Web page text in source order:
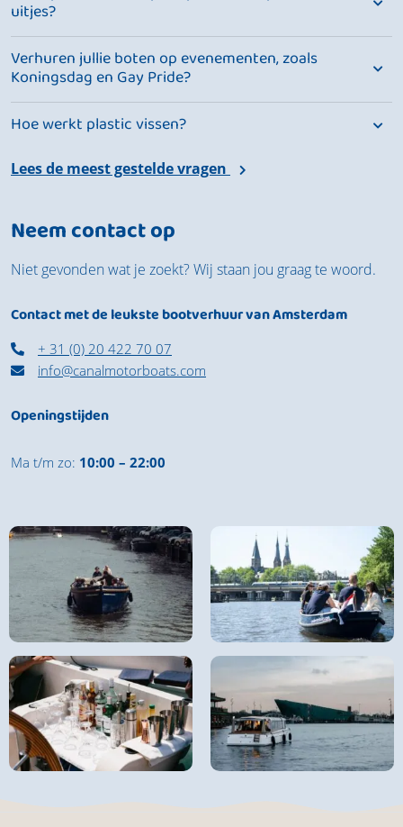
uitjes?
Verhuren jullie boten op evenementen, zoals
Koningsdag en Gay Pride?
Hoe werkt plastic vissen?
Lees de meest gestelde vragen
Neem contact op
Niet gevonden wat je zoekt? Wij staan jou graag te woord.
Contact met de leukste bootverhuur van Amsterdam
+ 31 (0) 20 422 70 07
info@canalmotorboats.com
Openingstijden
Ma t/m zo: 10:00 – 22:00